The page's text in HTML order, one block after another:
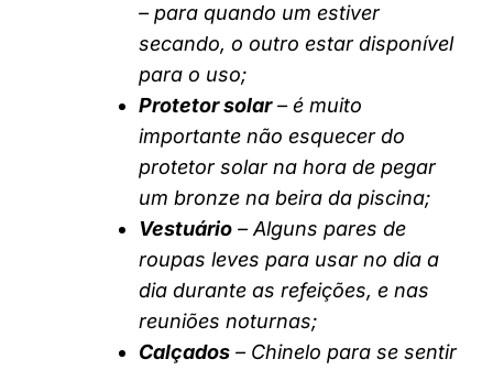
– para quando um estiver
secando, o outro estar disponível
para o uso;
Protetor solar– é muito
importante não esquecer do
protetor solar na hora de pegar
um bronze na beira da piscina;
Vestuário – Alguns pares de
roupas leves para usar no dia a
dia durante as refeições, e nas
reuniões noturnas;
Calçados – Chinelo para se sentir